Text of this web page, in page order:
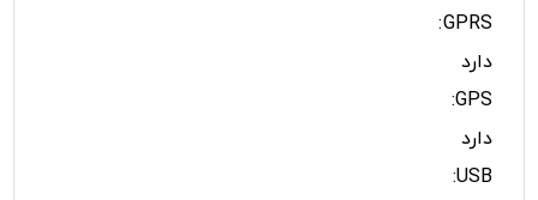
GPRS:
دارد
GPS:
دارد
USB: